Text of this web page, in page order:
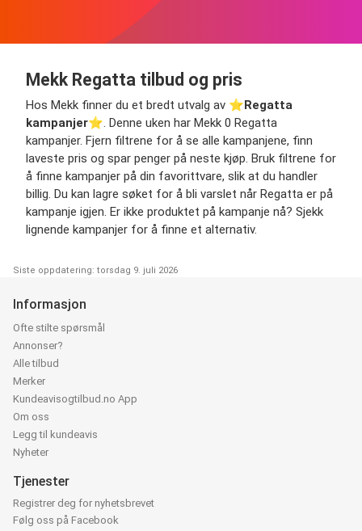
Mekk Regatta tilbud og pris
Hos Mekk finner du et bredt utvalg av ⭐️Regatta
kampanjer⭐️. Denne uken har Mekk 0 Regatta
kampanjer. Fjern filtrene for å se alle kampanjene, finn
laveste pris og spar penger på neste kjøp. Bruk filtrene for
å finne kampanjer på din favorittvare, slik at du handler
billig. Du kan lagre søket for å bli varslet når Regatta er på
kampanje igjen. Er ikke produktet på kampanje nå? Sjekk
lignende kampanjer for å finne et alternativ.
Siste oppdatering: torsdag 9. juli 2026
Informasjon
Ofte stilte spørsmål
Annonser?
Alle tilbud
Merker
Kundeavisogtilbud.no App
Om oss
Legg til kundeavis
Nyheter
Tjenester
Registrer deg for nyhetsbrevet
Følg oss på Facebook